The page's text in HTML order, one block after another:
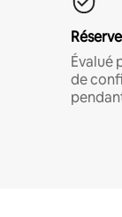
Évalué
de